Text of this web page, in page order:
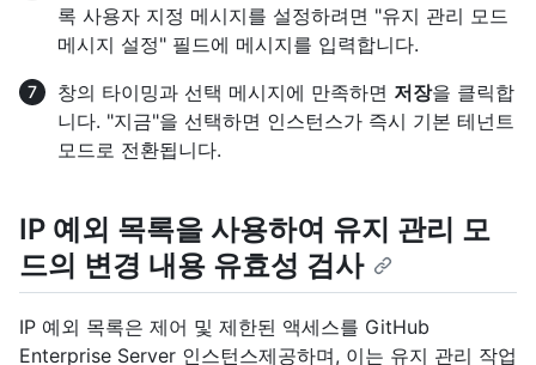
록 사용자 지정 메시지를 설정하려면 "유지 관리 모드
메시지 설정" 필드에 메시지를 입력합니다.
창의 타이밍과 선택 메시지에 만족하면 저장을 클릭합
니다. "지금"을 선택하면 인스턴스가 즉시 기본 테넌트
모드로 전환됩니다.
IP 예외 목록을 사용하여 유지 관리 모
드의 변경 내용 유효성 검사
IP 예외 목록은 제어 및 제한된 액세스를 GitHub
Enterprise Server 인스턴스제공하며, 이는 유지 관리 작업